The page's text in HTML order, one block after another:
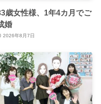
歳女性様、1年4カ月でご
婚
2026年8月7日